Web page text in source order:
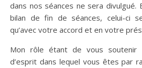
dans nos séances ne sera divulgué.
bilan de fin de séances, celui-ci
qu’avec votre accord et en votre
Mon rôle étant de vous soutenir
d’esprit dans lequel vous êtes par